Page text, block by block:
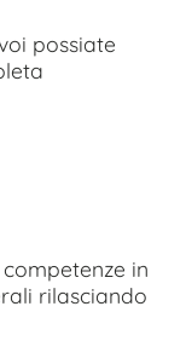
possiate
in
rilasciando